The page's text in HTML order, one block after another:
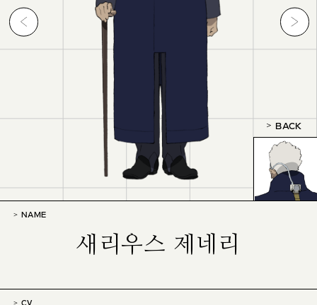
BACK
NAME
새리우스 제네리
CV